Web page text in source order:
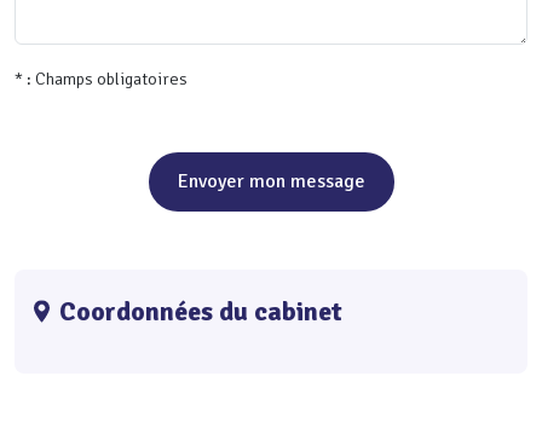
* : Champs obligatoires
Envoyer mon message
Coordonnées du cabinet